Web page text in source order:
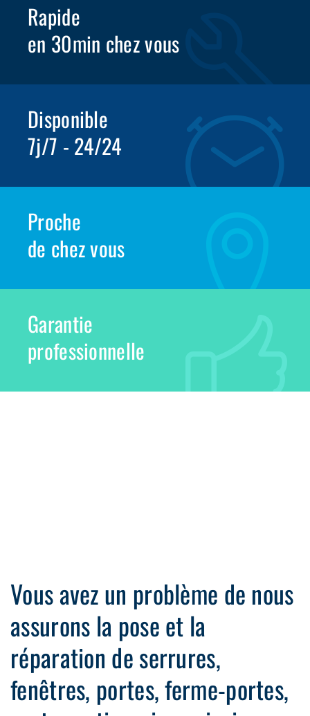
Rapide
en 30min chez vous
Disponible
7j/7 - 24/24
Proche
de chez vous
Garantie
professionnelle
Vous avez un problème de nous
assurons la pose et la
réparation de serrures,
fenêtres, portes, ferme-portes,